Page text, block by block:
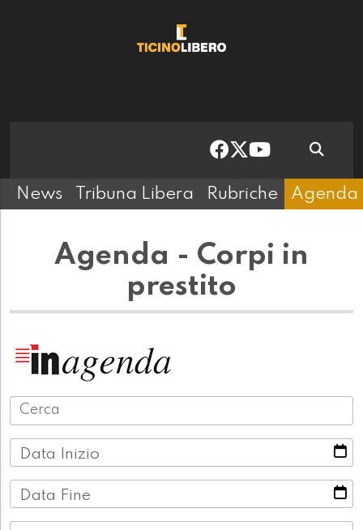
News Tribuna Libera Rubriche Agenda
Agenda - Corpi in
prestito
Data Inizio
Data Fine